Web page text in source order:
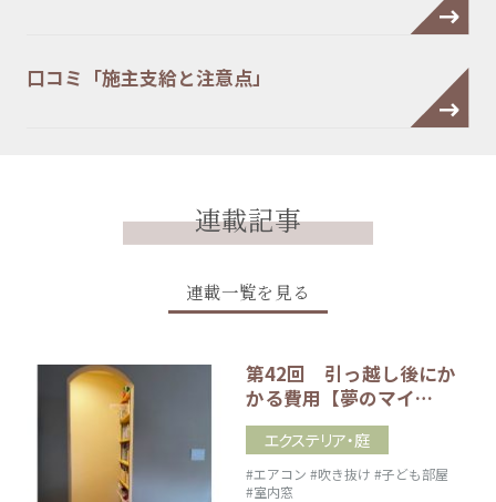
口コミ「施主支給と注意点」
連載記事
連載一覧を見る
第42回 引っ越し後にか
かる費用【夢のマイ…
エクステリア・庭
#エアコン #吹き抜け #子ども部屋
#室内窓